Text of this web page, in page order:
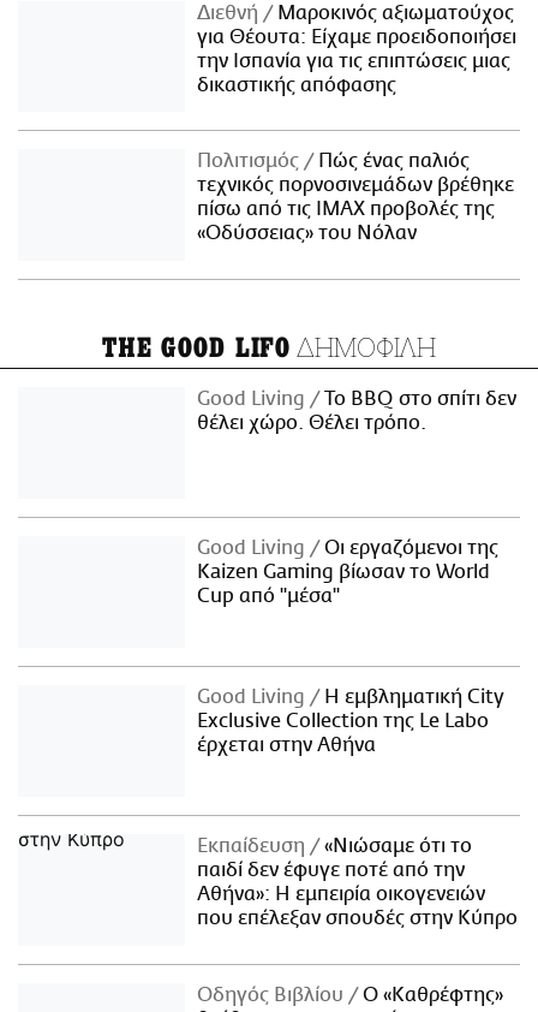
Διεθνή
Μαροκινός αξιωματούχος
για Θέουτα: Είχαμε προειδοποιήσει
την Ισπανία για τις επιπτώσεις μιας
δικαστικής απόφασης
Πολιτισμός
Πώς ένας παλιός
τεχνικός πορνοσινεμάδων βρέθηκε
πίσω από τις IMAX προβολές της
«Οδύσσειας» του Νόλαν
THE GOOD LIFO ΔΗΜΟΦΙΛΗ
Good Living
Το BBQ στο σπίτι δεν
θέλει χώρο. Θέλει τρόπο.
Good Living
Οι εργαζόμενοι της
Kaizen Gaming βίωσαν το World
Cup από "μέσα"
Good Living
Η εμβληματική City
Exclusive Collection της Le Labo
έρχεται στην Αθήνα
Εκπαίδευση
«Νιώσαμε ότι το
παιδί δεν έφυγε ποτέ από την
Αθήνα»: Η εμπειρία οικογενειών
που επέλεξαν σπουδές στην Κύπρο
Οδηγός Βιβλίου
Ο «Καθρέφτης»